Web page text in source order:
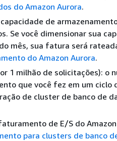
do Amazon Aurora.
de
Se você dimensionar sua
mês, sua fatura será
do Amazon Aurora.
1 milhão de solicitações): o
que você fez em um ciclo
de cluster de banco de
de E/S do
para clusters de banco